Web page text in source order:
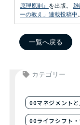
原理原則』 を出版。
ーの教え」連載投稿中。
一覧へ戻る
カテゴリー
00マネジメント
00ライフシフト